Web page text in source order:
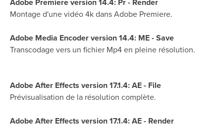
Adobe Premiere version 14.4: Pr - Render
Montage d'une vidéo 4k dans Adobe Premiere.
Adobe Media Encoder version 14.4: ME - Save
Transcodage vers un fichier Mp4 en pleine résolution.
Adobe After Effects version 17.1.4: AE - File
Prévisualisation de la résolution complète.
Adobe After Effects version 17.1.4: AE - Render